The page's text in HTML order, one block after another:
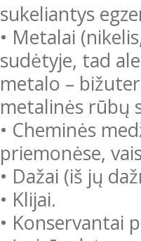
sukeliantys
• Metalai
sudėtyje, tad
metalo –
metalinės rūbų
• Cheminės
priemonėse,
• Dažai (iš jų
• Klijai.
• Konservantai